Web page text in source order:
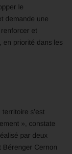
le
demande une
et
en priorité dans les
s’est
», constate
par deux
Bérenger Cernon